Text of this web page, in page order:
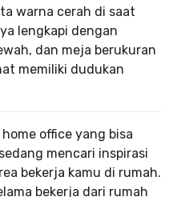
warna cerah di saat
lengkapi dengan
dan meja berukuran
memiliki dudukan
office yang bisa
mencari inspirasi
bekerja kamu di rumah.
bekerja dari rumah